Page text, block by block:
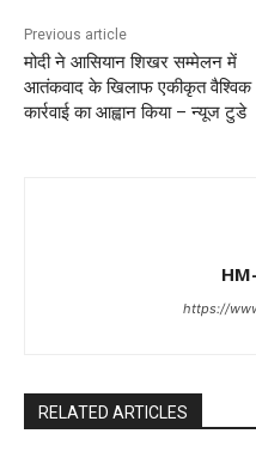
Previous article
मोदी ने आसियान शिखर सम्मेलन में
आतंकवाद के खिलाफ एकीकृत वैश्विक
कार्रवाई का आह्वान किया – न्यूज टुडे
https://
RELATED ARTICLES